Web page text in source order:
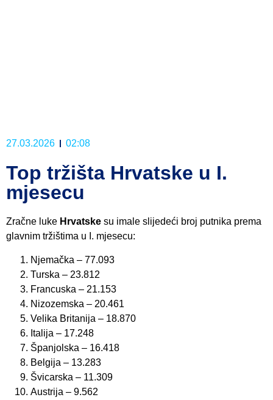
27.03.2026 02:08
Top tržišta Hrvatske u I.
mjesecu
Zračne luke Hrvatske su imale slijedeći broj putnika prema
glavnim tržištima u I. mjesecu:
Njemačka – 77.093
Turska – 23.812
Francuska – 21.153
Nizozemska – 20.461
Velika Britanija – 18.870
Italija – 17.248
Španjolska – 16.418
Belgija – 13.283
Švicarska – 11.309
Austrija – 9.562